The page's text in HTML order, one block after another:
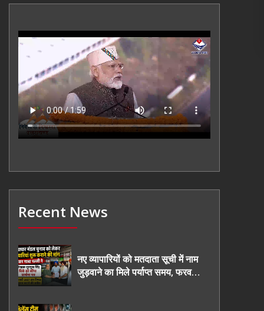
Recent News
नए व्यापारियों को मतदाता सूची में नाम
जुड़वाने का मिले पर्याप्त समय, फरवरी